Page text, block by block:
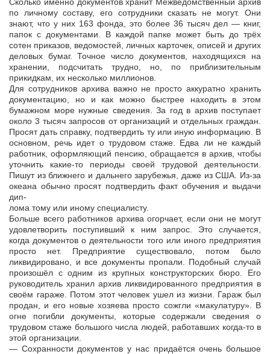
Сколько именно документов хранит Межведомственный архив
по личному составу, его сотрудники сказать не могут. Они
знают, что у них 163 фонда, это более 36 тысяч дел — книг,
папок с документами. В каждой папке может быть до трёх
сотен приказов, ведомостей, личных карточек, описей и других
деловых бумаг. Точное число документов, находящихся на
хранении, подсчитать трудно, но, по приблизительным
прикидкам, их несколько миллионов.
Для сотрудников архива важно не просто аккуратно хранить
документацию, но и как можно быстрее находить в этом
бумажном море нужные сведения. За год в архив поступает
около 3 тысяч запросов от организаций и отдельных граждан.
Просят дать справку, подтвердить ту или иную информацию. В
основном, речь идет о трудовом стаже. Едва ли не каждый
работник, оформляющий пенсию, обращается в архив, чтобы
уточнить какие-то периоды своей трудовой деятельности.
Пишут из ближнего и дальнего зарубежья, даже из США. Из-за
океана обычно просят подтвердить факт обучения и выдачи
дип-
лома тому или иному специалисту.
Больше всего работников архива огорчает, если они не могут
удовлетворить поступивший к ним запрос. Это случается,
когда документов о деятельности того или иного предприятия
просто нет. Предприятие существовало, потом было
ликвидировано, и все документы пропали. Подобный случай
произошёл с одним из крупных конструкторских бюро. Его
руководитель хранил архив ликвидированного предприятия в
своём гараже. Потом этот человек ушел из жизни. Гараж был
продан, и его новые хозяева просто сожгли «макулатуру». В
огне погибли документы, которые содержали сведения о
трудовом стаже большого числа людей, работавших когда-то в
этой организации.
— Сохранности документов у нас придаётся очень большое